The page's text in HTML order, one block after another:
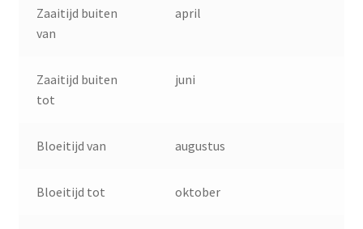
Zaaitijd buiten
van
april
Zaaitijd buiten
tot
juni
Bloeitijd van augustus
Bloeitijd tot oktober